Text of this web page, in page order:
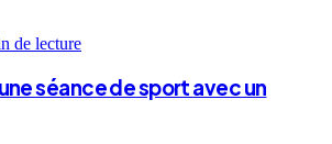
de lecture
séance de sport avec un